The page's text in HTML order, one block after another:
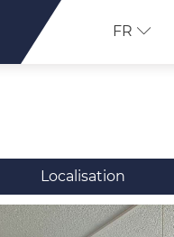
FR
Localisation